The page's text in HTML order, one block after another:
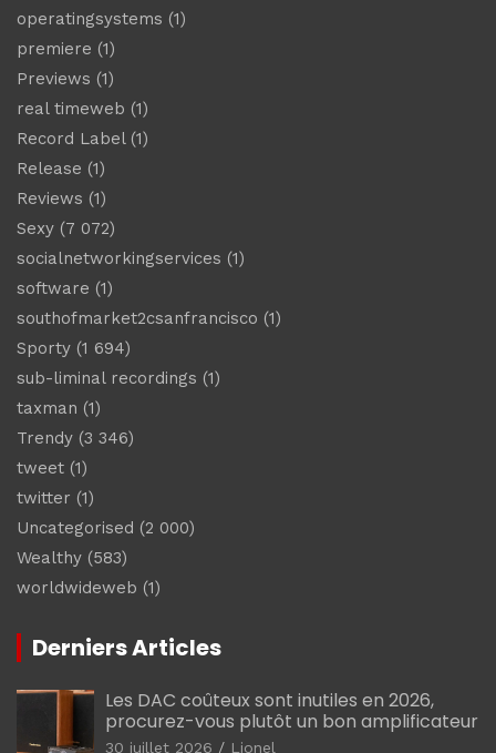
operatingsystems (1)
premiere (1)
Previews (1)
real timeweb (1)
Record Label(1)
Release (1)
Reviews (1)
Sexy (7 072)
socialnetworkingservices (1)
software (1)
southofmarket2csanfrancisco (1)
Sporty (1 694)
sub-liminal recordings (1)
taxman (1)
Trendy (3 346)
tweet (1)
twitter (1)
Uncategorised (2 000)
Wealthy (583)
worldwideweb (1)
Derniers Articles
Les DAC coûteux sont inutiles en 2026,
procurez-vous plutôt un bon amplificateur
30 juillet 2026 Lionel